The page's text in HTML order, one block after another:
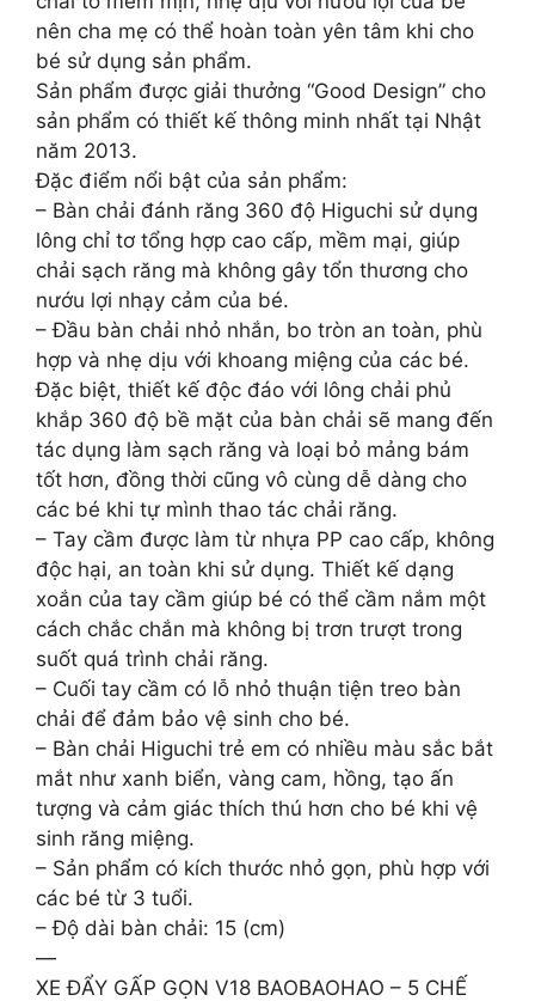
nên cha mẹ có thể hoàn toàn yên tâm khi cho
bé sử dụng sản phẩm.
Sản phẩm được giải thưởng “Good Design” cho
sản phẩm có thiết kế thông minh nhất tại Nhật
năm 2013.
Đặc điểm nổi bật của sản phẩm:
– Bàn chải đánh răng 360 độ Higuchi sử dụng
lông chỉ tơ tổng hợp cao cấp, mềm mại, giúp
chải sạch răng mà không gây tổn thương cho
nướu lợi nhạy cảm của bé.
– Đầu bàn chải nhỏ nhắn, bo tròn an toàn, phù
hợp và nhẹ dịu với khoang miệng của các bé.
Đặc biệt, thiết kế độc đáo với lông chải phủ
khắp 360 độ bề mặt của bàn chải sẽ mang đến
tác dụng làm sạch răng và loại bỏ mảng bám
tốt hơn, đồng thời cũng vô cùng dễ dàng cho
các bé khi tự mình thao tác chải răng.
– Tay cầm được làm từ nhựa PP cao cấp, không
độc hại, an toàn khi sử dụng. Thiết kế dạng
xoắn của tay cầm giúp bé có thể cầm nắm một
cách chắc chắn mà không bị trơn trượt trong
suốt quá trình chải răng.
– Cuối tay cầm có lỗ nhỏ thuận tiện treo bàn
chải để đảm bảo vệ sinh cho bé.
– Bàn chải Higuchi trẻ em có nhiều màu sắc bắt
mắt như xanh biển, vàng cam, hồng, tạo ấn
tượng và cảm giác thích thú hơn cho bé khi vệ
sinh răng miệng.
– Sản phẩm có kích thước nhỏ gọn, phù hợp với
các bé từ 3 tuổi.
– Độ dài bàn chải: 15 (cm)
—
XE ĐẨY GẤP GỌN V18 BAOBAOHAO – 5 CHẾ